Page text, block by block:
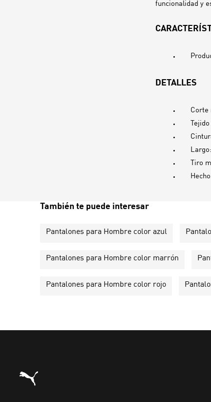
funcionalidad y
DETALLES
Corte
Tiro
También te puede interesar
Pantalones para Hombre color azul
Pantalones para Hombre color marrón
Pantalones para Hombre color rojo